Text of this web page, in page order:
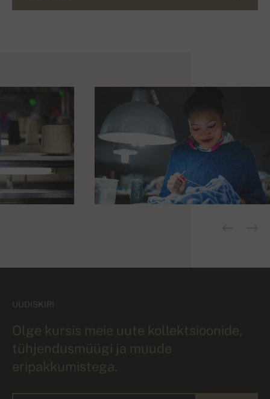
UUDISKIRI
Olge kursis meie uute kollektsioonide,
tühjendusmüügi ja muude
eripakkumistega.